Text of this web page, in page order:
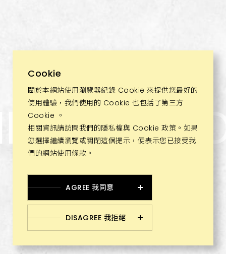
FORMATI
© JHUJIAN all right reserved. Design by
隱私權政策
Cookie
關於本網站使用瀏覽器紀錄 Cookie 來提供您最好的
使用體驗，我們使用的 Cookie 也包括了第三方
Cookie 。
相關資訊請訪問我們的隱私權與 Cookie 政策。如果
您選擇繼續瀏覽或關閉這個提示，便表示您已接受我
們的網站使用條款。
AGREE 我同意
DISAGREE 我拒絕